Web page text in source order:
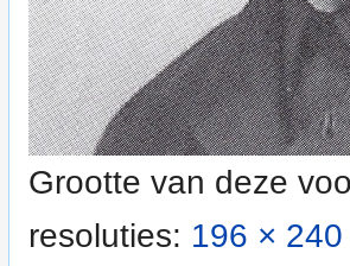
Grootte van deze
resoluties: 196 ×